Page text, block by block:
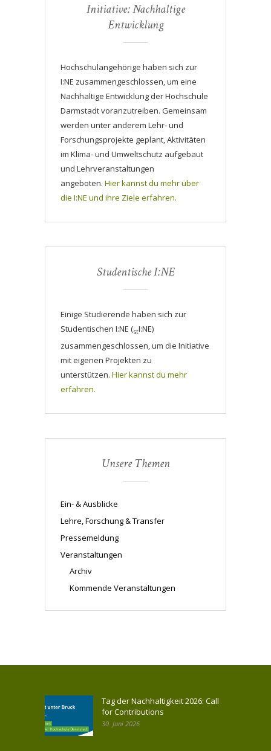
Initiative: Nachhaltige
Entwicklung
Hochschulangehörige haben sich zur
I:NE zusammengeschlossen, um eine
Nachhaltige Entwicklung der Hochschule
Darmstadt voranzutreiben. Gemeinsam
werden unter anderem Lehr- und
Forschungsprojekte geplant, Aktivitäten
im Klima- und Umweltschutz aufgebaut
und Lehrveranstaltungen
angeboten. Hier kannst du mehr über
die I:NE und ihre Ziele erfahren.
Studentische I:NE
Einige Studierende haben sich zur
Studentischen I:NE (stI:NE)
zusammengeschlossen, um die Initiative
mit eigenen Projekten zu
unterstützen. Hier kannst du mehr
erfahren.
Unsere Themen
Ein- & Ausblicke
Lehre, Forschung & Transfer
Pressemeldung
Veranstaltungen
Archiv
Kommende Veranstaltungen
Tag der Nachhaltigkeit 2026: Call
for Contributions
30. Juni 2026